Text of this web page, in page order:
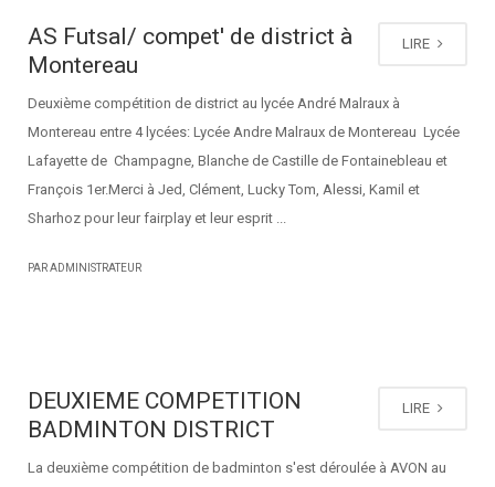
LIRE
AS Futsal/ compet' de district à
Montereau
Deuxième compétition de district au lycée André Malraux à
Montereau entre 4 lycées: Lycée Andre Malraux de Montereau Lycée
Lafayette de Champagne, Blanche de Castille de Fontainebleau et
François 1er.Merci à Jed, Clément, Lucky Tom, Alessi, Kamil et
Sharhoz pour leur fairplay et leur esprit ...
PAR ADMINISTRATEUR
LIRE
DEUXIEME COMPETITION
BADMINTON DISTRICT
La deuxième compétition de badminton s'est déroulée à AVON au